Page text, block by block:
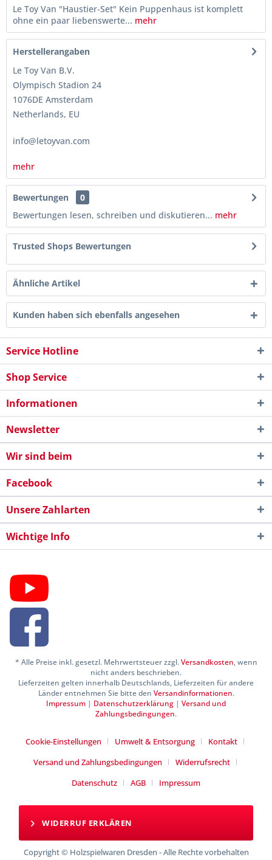
Le Toy Van "Haustier-Set" Kein Puppenhaus ist komplett
ohne ein paar liebenswerte... mehr
Herstellerangaben
Le Toy Van B.V.
Olympisch Stadion 24
1076DE Amsterdam
Netherlands, EU
info@letoyvan.com
mehr
Bewertungen
0
Bewertungen lesen, schreiben und diskutieren... mehr
Trusted Shops Bewertungen
Ähnliche Artikel
Kunden haben sich ebenfalls angesehen
Service Hotline
Shop Service
Informationen
Newsletter
Wir sind beim
Facebook
Unsere Zahlarten
Wichtige Info
* Alle Preise inkl. gesetzl. Mehrwertsteuer zzgl.Versandkosten, wenn
nicht anders beschrieben.
Lieferzeiten gelten innerhalb Deutschlands, Lieferzeiten für andere
Länder entnehmen Sie bitte den Versandinformationen.
Impressum | Datenschutzerklärung | Versand und
Zahlungsbedingungen.
Cookie-Einstellungen Umwelt & Entsorgung
Kontakt
Versand und Zahlungsbedingungen
Widerrufsrecht
Datenschutz
AGB Impressum
WIDERRUF ERKLÄREN
Copyright © Holzspielwaren Dresden - Alle Rechte vorbehalten